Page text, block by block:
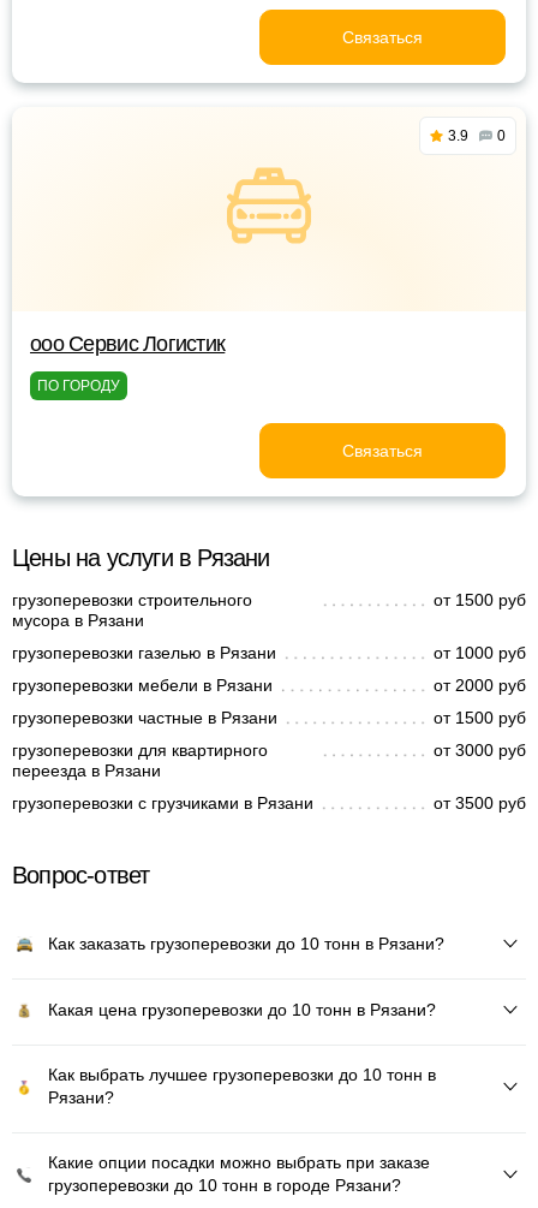
Связаться
3.9 0
ооо Сервис Логистик
ПО ГОРОДУ
Связаться
Цены на услуги в Рязани
грузоперевозки строительного
мусора в Рязани
от 1500 руб
грузоперевозки газелью в Рязани
от 1000 руб
грузоперевозки мебели в Рязани
от 2000 руб
грузоперевозки частные в Рязани
от 1500 руб
грузоперевозки для квартирного
переезда в Рязани
от 3000 руб
грузоперевозки с грузчиками в Рязани от 3500 руб
Вопрос-ответ
Как заказать грузоперевозки до 10 тонн в Рязани?
Какая цена грузоперевозки до 10 тонн в Рязани?
Как выбрать лучшее грузоперевозки до 10 тонн в
Рязани?
Какие опции посадки можно выбрать при заказе
грузоперевозки до 10 тонн в городе Рязани?